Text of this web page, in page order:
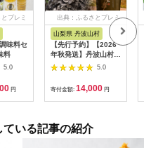
プレミ
味料セ
料
5.0
円
出典：ふるさとプレミ
アム
山梨県 丹波山村
【先行予約】【2026
年秋発送】丹波山村産
原木舞茸500g+舞茸だ
し(8g x6袋)セット
2026年9月下旬より順
次発送予定
【tab0118】
5.0
寄付金額: 14,000 円
いる記事の紹介